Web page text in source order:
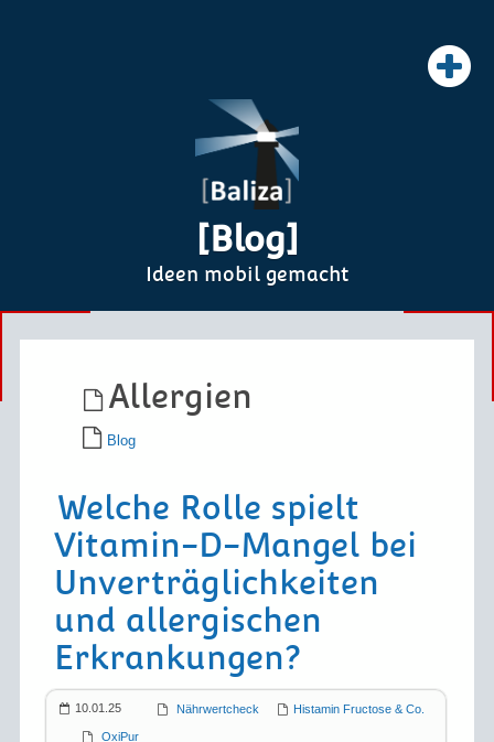
[Blog]
Ideen mobil gemacht
Allergien
Blog
Welche Rolle spielt
Vitamin-D-Mangel bei
Unverträglich­keiten
und allergischen
Erkrankungen?
10.01.25 Histamin Fructose & Co.
Nährwertcheck
OxiPur